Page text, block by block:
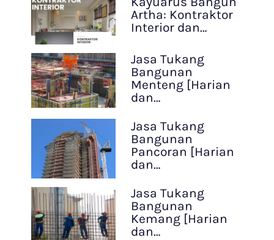
Artha: Kontraktor
Interior dan…
Jasa Tukang
Bangunan
Menteng [Harian
dan…
Jasa Tukang
Bangunan
Pancoran [Harian
dan…
Jasa Tukang
Bangunan
Kemang [Harian
dan…